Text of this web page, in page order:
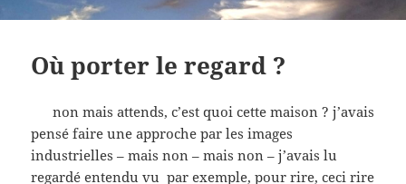
Où porter le regard ?
non mais attends, c’est quoi cette maison ? j’avais
pensé faire une approche par les images
industrielles – mais non – mais non – j’avais lu
regardé entendu vu par exemple, pour rire, ceci rire